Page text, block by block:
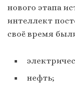
нового этапа
интеллект
своё время
нефть;